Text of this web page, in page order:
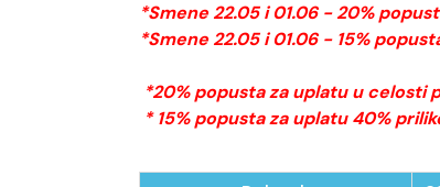
*Smene 22.05 i 01.06 - 20%
*Smene 22.05 i 01.06 -15%
*20% popusta za uplatu u celosti
* 15% popusta za uplatu 40%